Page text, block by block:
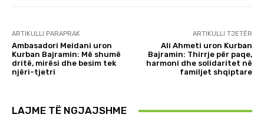
ARTIKULLI PARAPRAK
Ambasadori Meidani uron
Kurban Bajramin: Më shumë
dritë, mirësi dhe besim tek
njëri-tjetri
ARTIKULLI TJETËR
Ali Ahmeti uron Kurban
Bajramin: Thirrje për paqe,
harmoni dhe solidaritet në
familjet shqiptare
LAJME TË NGJAJSHME